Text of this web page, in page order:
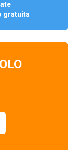
gratuita